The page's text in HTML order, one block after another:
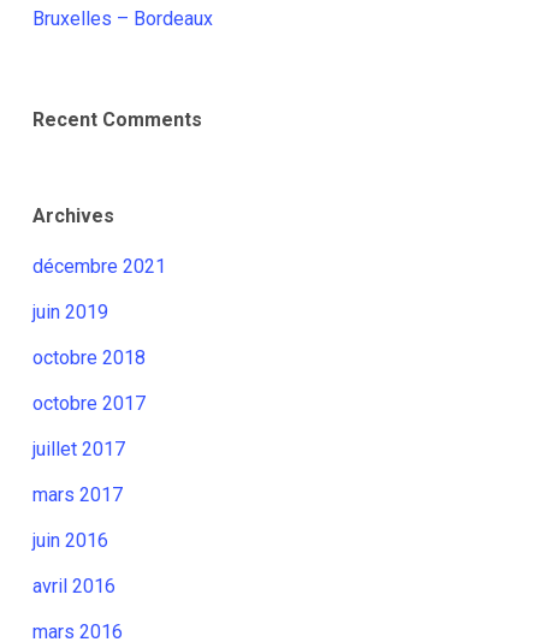
Bruxelles – Bordeaux
Recent Comments
Archives
décembre 2021
juin 2019
octobre 2018
octobre 2017
juillet 2017
mars 2017
juin 2016
avril 2016
mars 2016